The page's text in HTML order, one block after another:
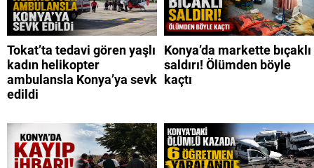
Tokat’ta tedavi gören yaşlı
kadın helikopter
ambulansla Konya’ya sevk
edildi
Konya’da markette bıçaklı
saldırı! Ölümden böyle
kaçtı